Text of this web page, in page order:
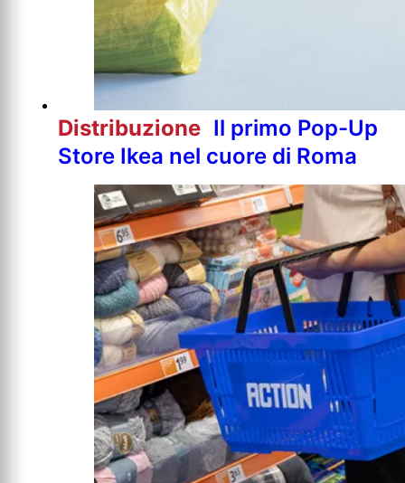
Distribuzione Il primo Pop-Up
Store Ikea nel cuore di Roma